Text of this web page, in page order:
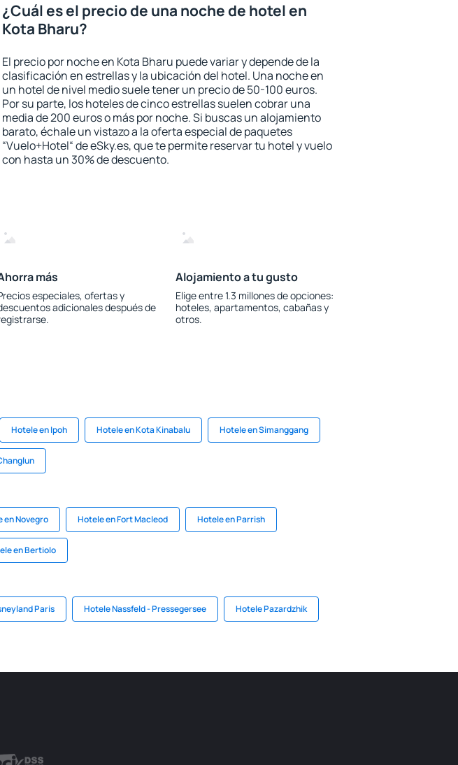
¿Cuál es el precio de una noche de hotel en
Kota Bharu?
El precio por noche en Kota Bharu puede variar y depende de la
clasificación en estrellas y la ubicación del hotel. Una noche en
un hotel de nivel medio suele tener un precio de 50-100 euros.
Por su parte, los hoteles de cinco estrellas suelen cobrar una
media de 200 euros o más por noche. Si buscas un alojamiento
barato, échale un vistazo a la oferta especial de paquetes
“Vuelo+Hotel“ de eSky.es, que te permite reservar tu hotel y vuelo
con hasta un 30% de descuento.
más
especiales, ofertas y
adicionales después de
Alojamiento a tu gusto
Elige entre 1.3 millones de opciones:
hoteles, apartamentos, cabañas y
otros.
Hotele en Ipoh Hotele en Kota Kinabalu Hotele en Simanggang
en Novegro Hotele en Fort Macleod Hotele en Parrish
en Bertiolo
Paris Hotele Nassfeld - Pressegersee Hotele Pazardzhik